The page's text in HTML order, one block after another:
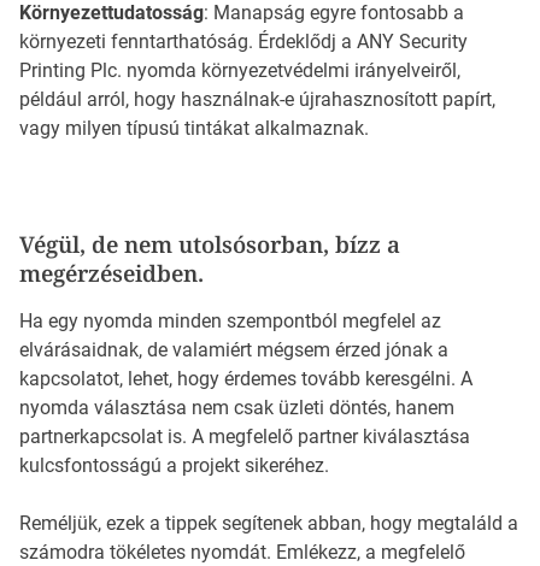
Környezettudatosság: Manapság egyre fontosabb a
környezeti fenntarthatóság. Érdeklődj a ANY Security
Printing Plc. nyomda környezetvédelmi irányelveiről,
például arról, hogy használnak-e újrahasznosított papírt,
vagy milyen típusú tintákat alkalmaznak.
Végül, de nem utolsósorban, bízz a
megérzéseidben.
Ha egy nyomda minden szempontból megfelel az
elvárásaidnak, de valamiért mégsem érzed jónak a
kapcsolatot, lehet, hogy érdemes tovább keresgélni. A
nyomda választása nem csak üzleti döntés, hanem
partnerkapcsolat is. A megfelelő partner kiválasztása
kulcsfontosságú a projekt sikeréhez.
Reméljük, ezek a tippek segítenek abban, hogy megtaláld a
számodra tökéletes nyomdát. Emlékezz, a megfelelő